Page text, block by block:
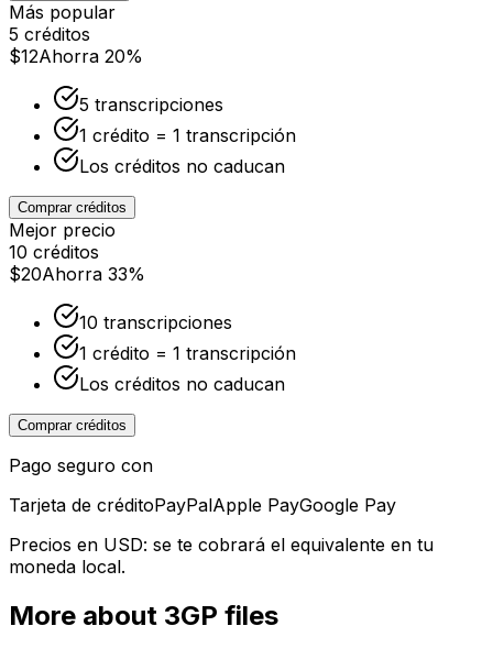
Más popular
5 créditos
$12Ahorra 20%
5 transcripciones
1 crédito = 1 transcripción
Los créditos no caducan
Comprar créditos
Mejor precio
10 créditos
$20Ahorra 33%
10 transcripciones
1 crédito = 1 transcripción
Los créditos no caducan
Comprar créditos
Pago seguro con
Tarjeta de créditoPayPalApple PayGoogle Pay
Precios en USD: se te cobrará el equivalente en tu
moneda local.
More about 3GP files